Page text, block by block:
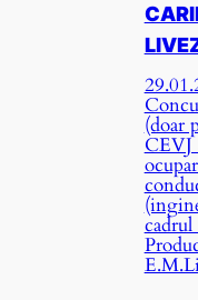
(doar
CEVJ